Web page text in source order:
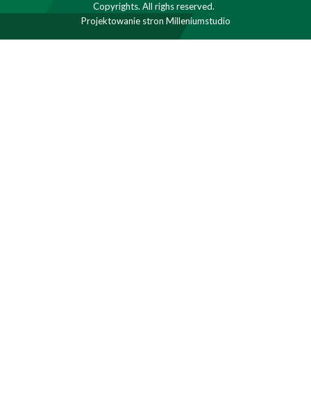
Copyrights. All righs reserved.
Projektowanie stron Milleniumstudio